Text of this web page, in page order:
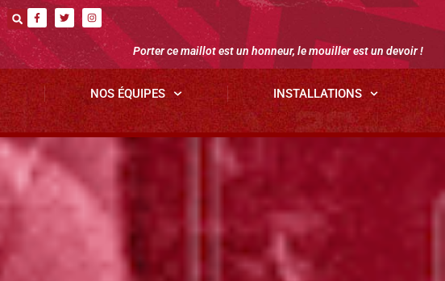
Porter ce maillot est un honneur, le mouiller est un devoir !
NOS ÉQUIPES INSTALLATIONS